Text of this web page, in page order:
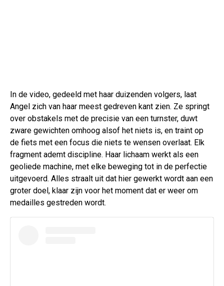
In de video, gedeeld met haar duizenden volgers, laat
Angel zich van haar meest gedreven kant zien. Ze springt
over obstakels met de precisie van een turnster, duwt
zware gewichten omhoog alsof het niets is, en traint op
de fiets met een focus die niets te wensen overlaat. Elk
fragment ademt discipline. Haar lichaam werkt als een
geoliede machine, met elke beweging tot in de perfectie
uitgevoerd. Alles straalt uit dat hier gewerkt wordt aan een
groter doel, klaar zijn voor het moment dat er weer om
medailles gestreden wordt.